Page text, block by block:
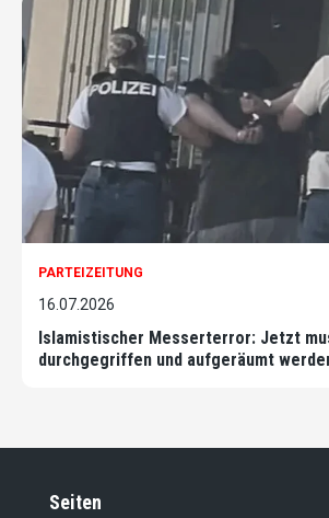
PARTEIZEITUNG
16.07.2026
Islamistischer Messerterror: Jetzt
durchgegriffen und aufgeräumt
Seiten